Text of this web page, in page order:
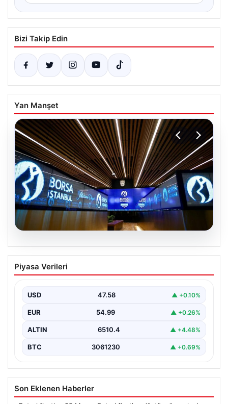
Bizi Takip Edin
Yan Manşet
05.08.2026
Yatırım araçlarının haftalık performansı
nasıl oldu?
Gelişmeler”, “content”: “ Türkiye’nin finans piyasalarında
son bir…
Piyasa Verileri
USD 47.58 ▲ +0.10%
EUR 54.99 ▲ +0.26%
ALTIN 6510.4 ▲ +4.48%
BTC 3061230 ▲ +0.69%
Son Eklenen Haberler